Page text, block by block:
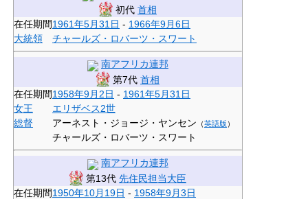
初代 首相
在任期間1961年5月31日 - 1966年9月6日
大統領
チャールズ・ロバーツ・スワート
南アフリカ連邦
第7代 首相
在任期間1958年9月2日 - 1961年5月31日
女王
エリザベス2世
総督
アーネスト・ジョージ・ヤンセン （英語版）
チャールズ・ロバーツ・スワート
南アフリカ連邦
第13代 先住民担当大臣
在任期間1950年10月19日 - 1958年9月3日